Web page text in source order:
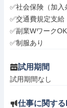
✅社会保険（加入
✅交通費規定支給
✅副業WワークOK
✅制服あり
試用期間
試用期間なし
仕事に関する